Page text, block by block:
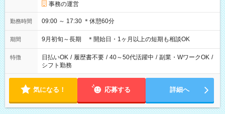
事務の運営
勤務時間 09:00 ～ 17:30 ＊休憩60分
期間 9月初旬～長期 ＊開始日・1ヶ月以上の短期も相談OK
特徴 日払いOK / 履歴書不要 / 40～50代活躍中 / 副業・WワークOK /
シフト勤務
気になる！ 応募する 詳細へ